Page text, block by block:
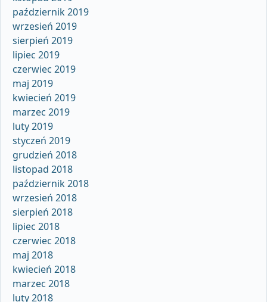
październik 2019
wrzesień 2019
sierpień 2019
lipiec 2019
czerwiec 2019
maj 2019
kwiecień 2019
marzec 2019
luty 2019
styczeń 2019
grudzień 2018
listopad 2018
październik 2018
wrzesień 2018
sierpień 2018
lipiec 2018
czerwiec 2018
maj 2018
kwiecień 2018
marzec 2018
luty 2018